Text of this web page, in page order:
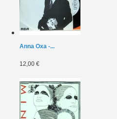
Anna Oxa -...
12,00 €